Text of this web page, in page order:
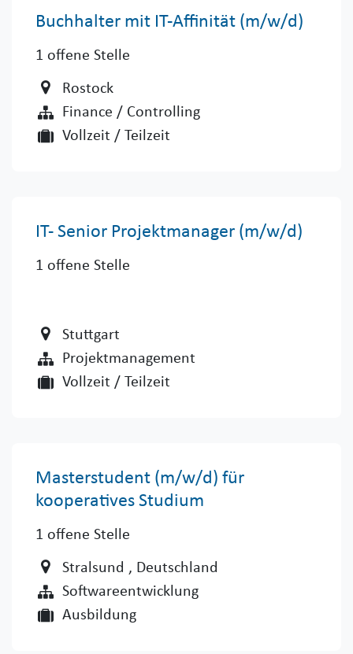
Buchhalter mit IT-Affinität (m/w/d) ​
1 offene Stelle
Rostock
Finance / Controlling
Vollzeit / Teilzeit
IT- Senior Projektmanager (m/w/d)
1 offene Stelle
Stuttgart
Projektmanagement
Vollzeit / Teilzeit
Masterstudent (m/w/d) für
kooperatives Studium
1 offene Stelle
Stralsund , Deutschland
Softwareentwicklung
Ausbildung